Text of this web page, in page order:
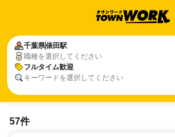
千葉県俵田駅
職種を選択してください
フルタイム歓迎
キーワードを選択してください
57件